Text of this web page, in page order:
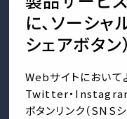
に、ソーシャ
シェアボタ
Webサイトにおいて
Twitter・Instagram
ボタンリンク（SNS